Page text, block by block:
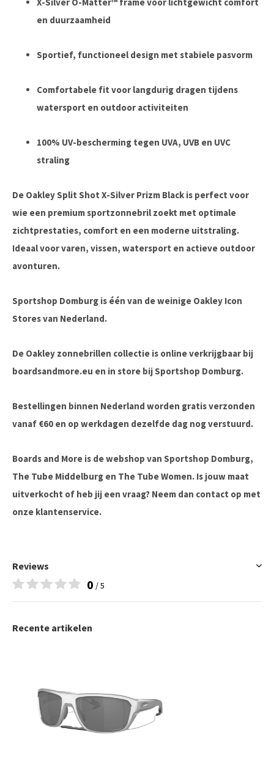
en duurzaamheid
Sportief, functioneel design met stabiele pasvorm
Comfortabele fit voor langdurig dragen tijdens
watersport en outdoor activiteiten
100% UV-bescherming tegen UVA, UVB en UVC
straling
De Oakley Split Shot X-Silver Prizm Black is perfect voor
wie een premium sportzonnebril zoekt met optimale
zichtprestaties, comfort en een moderne uitstraling.
Ideaal voor varen, vissen, watersport en actieve outdoor
avonturen.
Sportshop Domburg is één van de weinige Oakley Icon
Stores van Nederland.
De Oakley zonnebrillen collectie is online verkrijgbaar bij
boardsandmore.eu en in store bij Sportshop Domburg.
Bestellingen binnen Nederland worden gratis verzonden
vanaf €60 en op werkdagen dezelfde dag nog verstuurd.
Boards and More is de webshop van Sportshop Domburg,
The Tube Middelburg en The Tube Women. Is jouw maat
uitverkocht of heb jij een vraag? Neem dan contact op met
onze klantenservice.
Reviews
0 / 5
Recente artikelen